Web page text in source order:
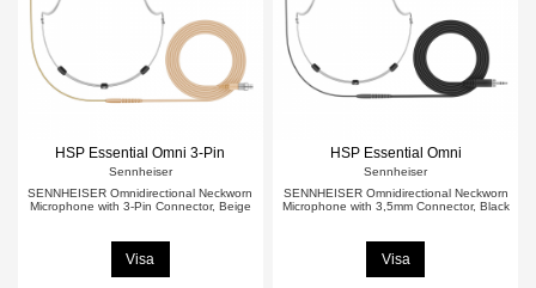
HSP Essential Omni 3-Pin
Sennheiser
SENNHEISER Omnidirectional Neckworn
Microphone with 3-Pin Connector, Beige
Visa
HSP Essential Omni
Sennheiser
SENNHEISER Omnidirectional Neckworn
Microphone with 3,5mm Connector, Black
Visa